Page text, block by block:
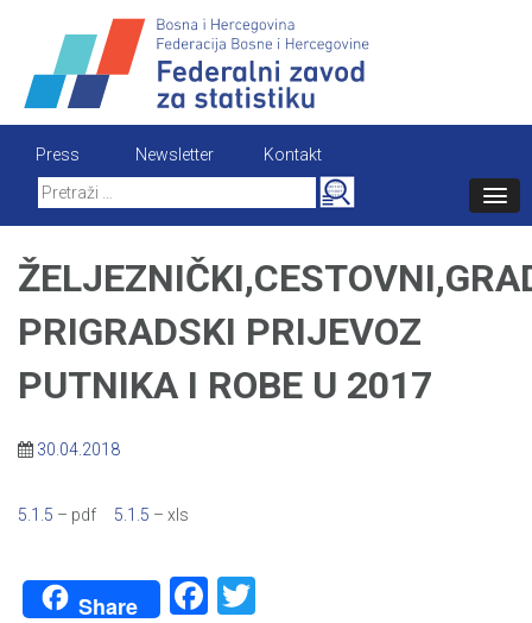
content
Press Newsletter
Kontakt
Search
for:
PRIGRADSKI PRIJEVOZ
PUTNIKA I ROBE U 2017
30.04.2018
5.1.5 – pdf 5.1.5 – xls
Share Facebook